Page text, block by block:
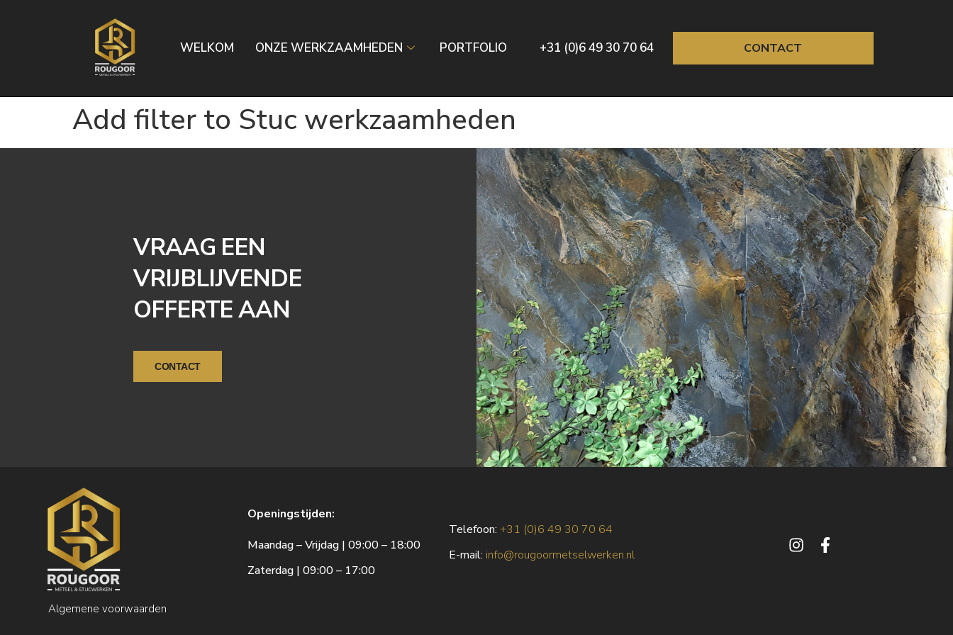
WELKOM ONZE WERKZAAMHEDEN PORTFOLIO +31 (0)6 49 30 70 64 CONTACT
Add filter to Stuc werkzaamheden
VRAAG EEN
VRIJBLIJVENDE
OFFERTE AAN
CONTACT
Algemene voorwaarden
Openingstijden:
Maandag – Vrijdag | 09:00 – 18:00
Zaterdag | 09:00 – 17:00
Telefoon:+31 (0)6 49 30 70 64
E-mail: info@rougoormetselwerken.nl